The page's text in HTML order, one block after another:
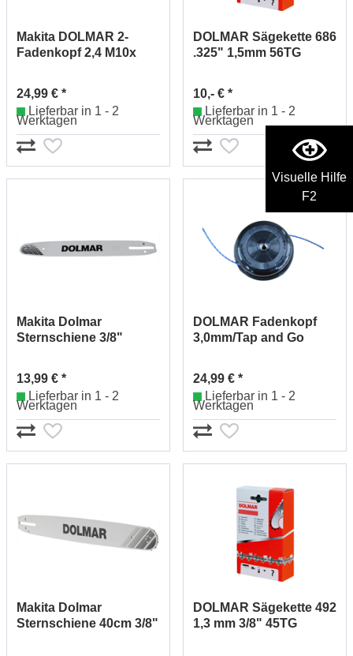
Visuelle Hilfe
F2
Makita DOLMAR 2-
Fadenkopf 2,4 M10x
24,99 € *
Lieferbar in 1 - 2
Werktagen
DOLMAR Sägekette 686
.325" 1,5mm 56TG
10,- € *
Lieferbar in 1 - 2
Werktagen
Makita Dolmar
Sternschiene 3/8"
13,99 € *
Lieferbar in 1 - 2
Werktagen
DOLMAR Fadenkopf
3,0mm/Tap and Go
24,99 € *
Lieferbar in 1 - 2
Werktagen
Makita Dolmar
Sternschiene 40cm 3/8"
DOLMAR Sägekette 492
1,3 mm 3/8" 45TG